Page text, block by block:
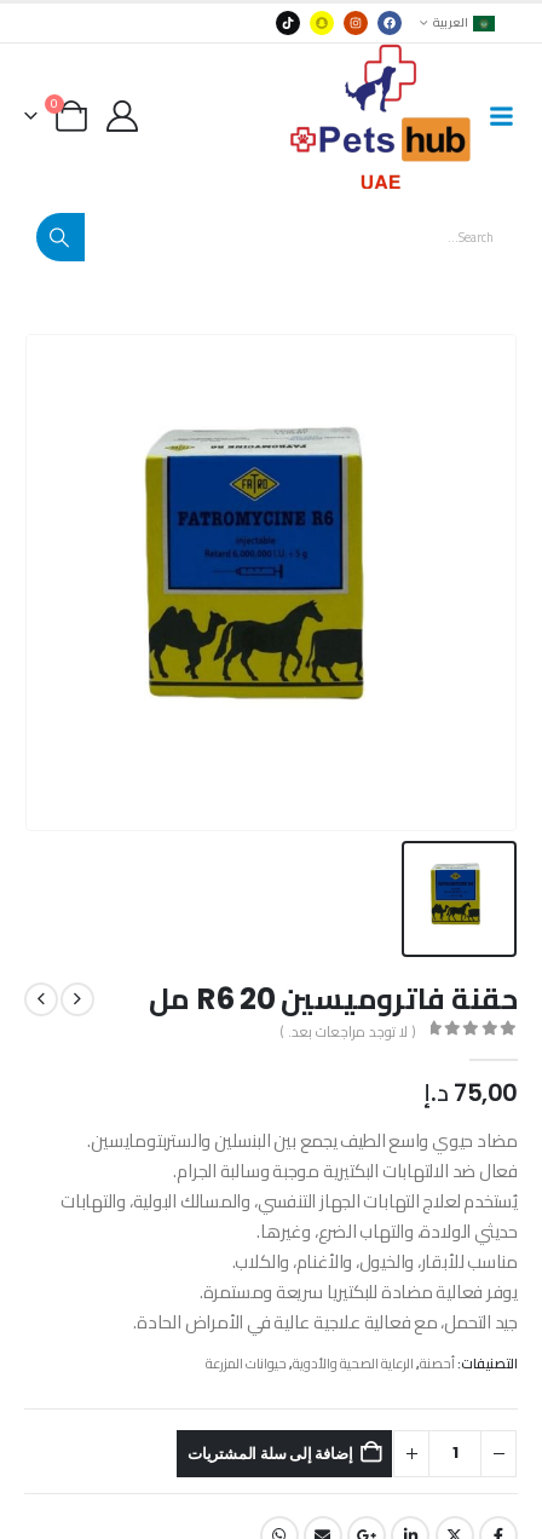
العربية
0
حقنة فاتروميسين R6 20 مل
( لا توجد مراجعات بعد. )
75,00 د.إ
مضاد حيوي واسع الطيف يجمع بين البنسلين والستربتومايسين.
فعال ضد الالتهابات البكتيرية موجبة وسالبة الجرام.
يُستخدم لعلاج التهابات الجهاز التنفسي، والمسالك البولية، والتهابات
حديثي الولادة، والتهاب الضرع، وغيرها.
مناسب للأبقار، والخيول، والأغنام، والكلاب.
يوفر فعالية مضادة للبكتيريا سريعة ومستمرة.
جيد التحمل، مع فعالية علاجية عالية في الأمراض الحادة.
التصنيفات:أحصنة,الرعاية الصحية والأدوية,حيوانات المزرعة
إضافة إلى سلة المشتريات